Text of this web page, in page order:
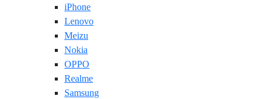
iPhone
Lenovo
Meizu
Nokia
OPPO
Realme
Samsung